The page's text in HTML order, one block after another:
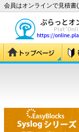
会員はオンラインで見積書(